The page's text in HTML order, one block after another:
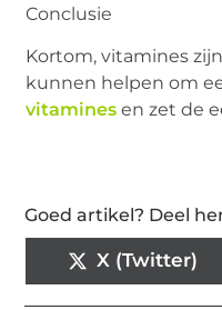
Conclusie
Kortom, vitamines
kunnen helpen om
vitamines en zet de
Goed artikel? Deel
X (Twitter)